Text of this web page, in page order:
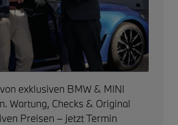
exklusiven BMW & MINI
Wartung, Checks & Original
Preisen – jetzt Termin